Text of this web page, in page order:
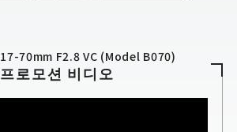
17-70mm F2.8 VC (Model B070)
프로모션 비디오